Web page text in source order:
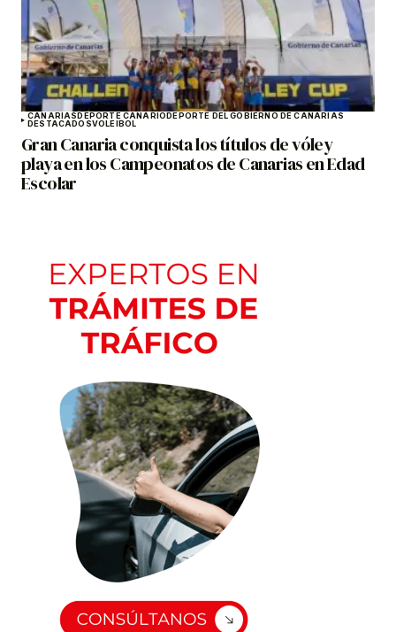
CANARIASDEPORTE CANARIODEPORTE DEL GOBIERNO DE CANARIAS
DESTACADOSVOLEIBOL
Gran Canaria conquista los títulos de vóley
playa en los Campeonatos de Canarias en Edad
Escolar